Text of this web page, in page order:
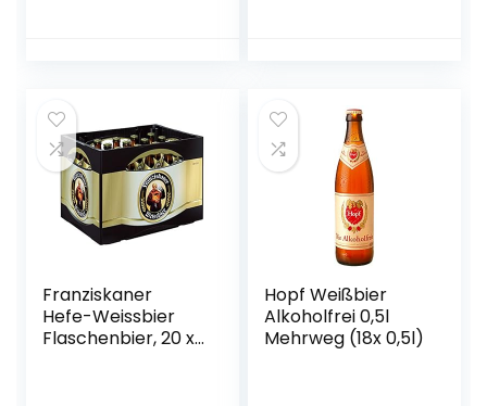
Franziskaner
Hefe-Weissbier
Flaschenbier, 20 x
Hopf Weißbier
Alkoholfrei 0,5l
Mehrweg (18x 0,5l)